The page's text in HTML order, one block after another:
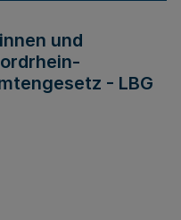
und
- LBG